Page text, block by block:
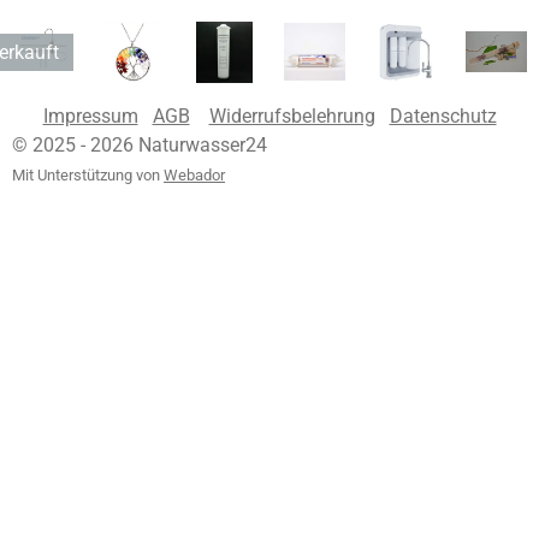
Impressum AGB Widerrufsbelehrung
Datenschutz
© 2025 - 2026 Naturwasser24
Mit Unterstützung von Webador